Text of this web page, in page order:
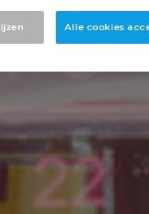
Alle cookies